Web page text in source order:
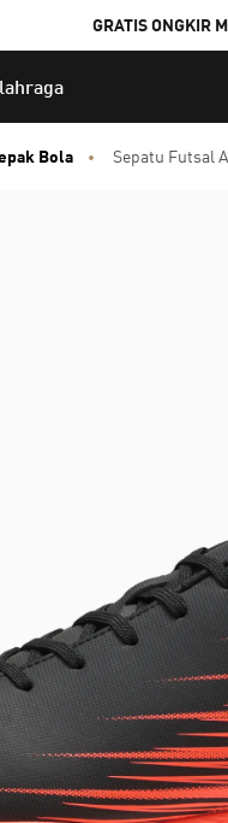
GRATIS ONGKIR
Bola Sepatu Futsal